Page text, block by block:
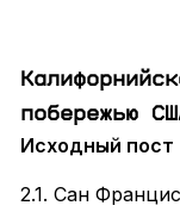
побережью
Исходный пост
2.1. Сан